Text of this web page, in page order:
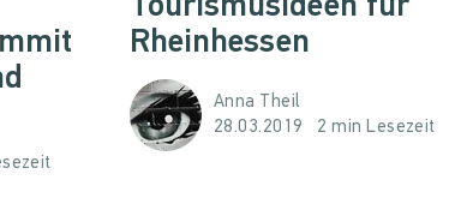
Tourismusideen für
Rheinhessen
Anna Theil
28.03.2019
2 min Lesezeit